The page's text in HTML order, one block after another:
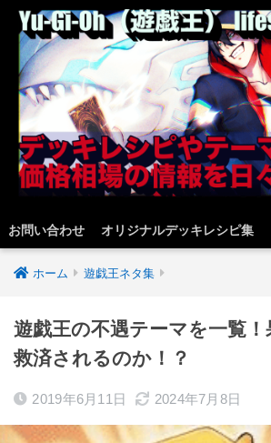
お問い合わせ オリジナルデッキレシピ集
ホーム 遊戯王ネタ集
遊戯王の不遇テーマを一覧
救済されるのか！？
2019年6月11日 2024年7月8日